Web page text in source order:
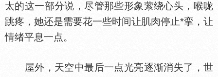
太的这一部分说，尽管那些形象萦绕心头，喉咙
跳疼，她还是需要花一些时间让肌肉停止*挛，让
情绪平息一点。
屋外，天空中最后一点光亮逐渐消失了，世